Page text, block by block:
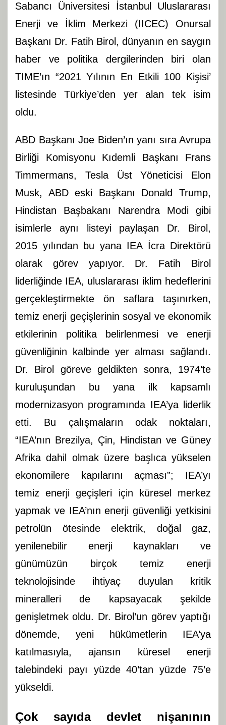
Sabancı Üniversitesi İstanbul Uluslararası
Enerji ve İklim Merkezi (IICEC) Onursal
Başkanı Dr. Fatih Birol, dünyanın en saygın
haber ve politika dergilerinden biri olan
TIME’ın “2021 Yılının En Etkili 100 Kişisi’
listesinde Türkiye’den yer alan tek isim
oldu.
ABD Başkanı Joe Biden’ın yanı sıra Avrupa
Birliği Komisyonu Kıdemli Başkanı Frans
Timmermans, Tesla Üst Yöneticisi Elon
Musk, ABD eski Başkanı Donald Trump,
Hindistan Başbakanı Narendra Modi gibi
isimlerle aynı listeyi paylaşan Dr. Birol,
2015 yılından bu yana IEA İcra Direktörü
olarak görev yapıyor. Dr. Fatih Birol
liderliğinde IEA, uluslararası iklim hedeflerini
gerçekleştirmekte ön saflara taşınırken,
temiz enerji geçişlerinin sosyal ve ekonomik
etkilerinin politika belirlenmesi ve enerji
güvenliğinin kalbinde yer alması sağlandı.
Dr. Birol göreve geldikten sonra, 1974’te
kuruluşundan bu yana ilk kapsamlı
modernizasyon programında IEA’ya liderlik
etti. Bu çalışmaların odak noktaları,
“IEA’nın Brezilya, Çin, Hindistan ve Güney
Afrika dahil olmak üzere başlıca yükselen
ekonomilere kapılarını açması”; IEA’yı
temiz enerji geçişleri için küresel merkez
yapmak ve IEA’nın enerji güvenliği yetkisini
petrolün ötesinde elektrik, doğal gaz,
yenilenebilir enerji kaynakları ve
günümüzün birçok temiz enerji
teknolojisinde ihtiyaç duyulan kritik
mineralleri de kapsayacak şekilde
genişletmek oldu. Dr. Birol’un görev yaptığı
dönemde, yeni hükümetlerin IEA’ya
katılmasıyla, ajansın küresel enerji
talebindeki payı yüzde 40’tan yüzde 75’e
yükseldi.
Çok sayıda devlet nişanının